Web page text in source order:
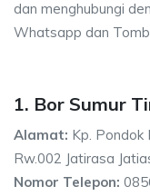
dan menghubungi
Whatsapp dan
1. Bor Sumur
Alamat: Kp. Pondok
Rw.002 Jatirasa
Nomor Telepon: